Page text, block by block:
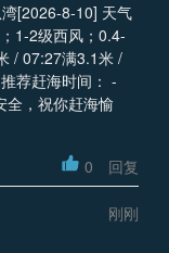
[2026-8-10] 天气
1-2级西风；0.4-
/ 07:27满3.1米 /
荐赶海时间： -
全，祝你赶海愉
0 回复
刚刚